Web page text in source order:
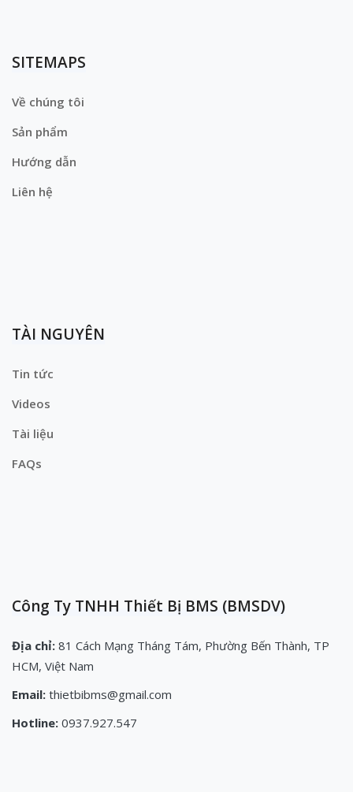
SITEMAPS
Về chúng tôi
Sản phẩm
Hướng dẫn
Liên hệ
TÀI NGUYÊN
Tin tức
Videos
Tài liệu
FAQs
Công Ty TNHH Thiết Bị BMS (BMSDV)
Địa chỉ: 81 Cách Mạng Tháng Tám, Phường Bến Thành, TP
HCM, Việt Nam
Email: thietbibms@gmail.com
Hotline: 0937.927.547